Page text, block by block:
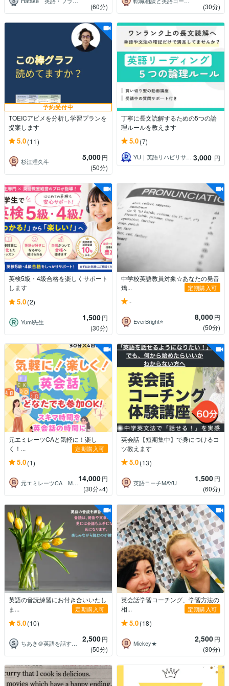
(60分)
(30分)
予約受付中
TOEICアビメを分析し学習プランを
提案します
5.0(11)
杉江浬久斗 5,000円
(50分)
丁寧に長文読解するための5つの論
理ルールを教えます
5.0(7)
YU｜英語リハビリサポート 3,000 円
英検5級・4級合格を楽しくサポート
します
5.0(2)
Yumi先生 1,500円
(30分)
中学校英語教員対象☆あなたの発音
矯...
定期購入可
-
EverBright⭐️ 8,000円
(50分)
元エミレーツCAと気軽に！楽し
く！...
定期購入可
5.0(1)
元エミレーツCA Mina 14,000円
(30分×4)
英会話【短期集中】で身につけるコ
ツ教えます
5.0(13)
英語コーチMAYU 1,500円
(60分)
英語の音読練習にお付き合いいたし
ま...
定期購入可
5.0(10)
ちあき＠英語を話すおばさん 2,500円
(50分)
英会話学習コーチング、学習方法の
相...
定期購入可
5.0(18)
Mickey★ 2,500円
(30分)